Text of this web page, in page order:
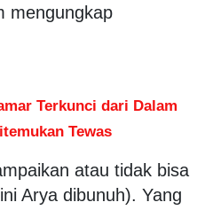
mengungkap
Terkunci dari Dalam
Tewas
atau tidak bisa
Arya dibunuh). Yang